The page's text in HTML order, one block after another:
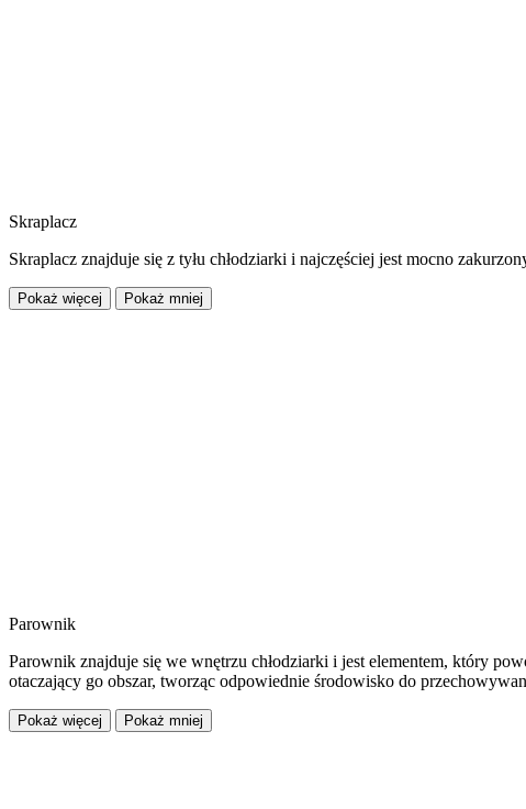
Skraplacz
Skraplacz znajduje się z tyłu chłodziarki i najczęściej jest mocno
Pokaż więcej Pokaż mniej
Parownik
Parownik znajduje się we wnętrzu chłodziarki i jest elementem, który
otaczający go obszar, tworząc odpowiednie środowisko do
Pokaż więcej Pokaż mniej